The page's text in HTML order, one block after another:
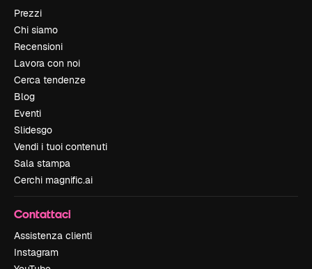
Prezzi
Chi siamo
Recensioni
Lavora con noi
Cerca tendenze
Blog
Eventi
Slidesgo
Vendi i tuoi contenuti
Sala stampa
Cerchi magnific.ai
Contattaci
Assistenza clienti
Instagram